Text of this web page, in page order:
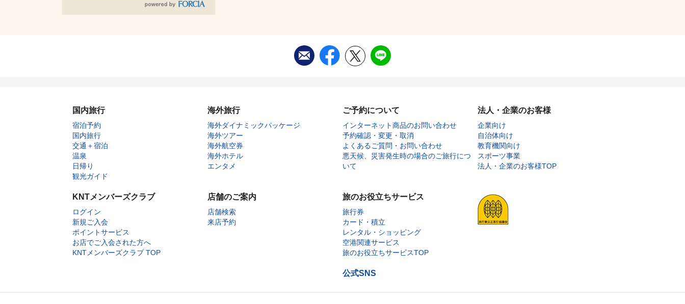
国内旅行
宿泊予約
国内旅行
交通＋宿泊
温泉
日帰り
観光ガイド
海外旅行
海外ダイナミックパッケージ
海外ツアー
海外航空券
海外ホテル
エンタメ
ご予約について
インターネット商品のお問い合わせ
予約確認・変更・取消
よくあるご質問・お問い合わせ
悪天候、災害発生時の場合のご旅行につ
いて
法人・企業のお客様
企業向け
自治体向け
教育機関向け
スポーツ事業
法人・企業のお客様TOP
KNTメンバーズクラブ
ログイン
新規ご入会
ポイントサービス
お店でご入会された方へ
KNTメンバーズクラブ TOP
店舗のご案内
店舗検索
来店予約
旅のお役立ちサービス
旅行券
カード・積立
レンタル・ショッピング
空港関連サービス
旅のお役立ちサービスTOP
公式SNS